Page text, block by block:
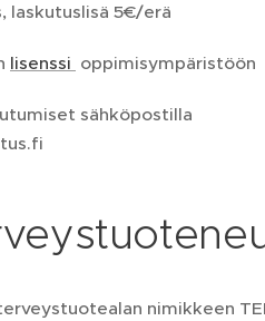
laskutuslisä 5€/erä
lisenssi oppimisympäristöön
sähköpostilla
nimikkeen